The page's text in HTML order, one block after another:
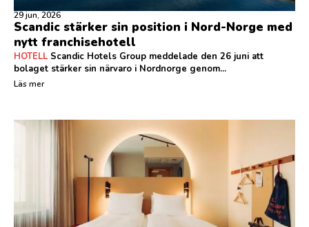
29 jun, 2026
Scandic stärker sin position i Nord-Norge med
nytt franchisehotell
HOTELL Scandic Hotels Group meddelade den 26 juni att
bolaget stärker sin närvaro i Nordnorge genom...
Läs mer